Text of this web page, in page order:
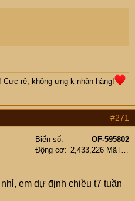
Cực rẻ, không ưng k nhận hàng!
#271
Biển số
OF-595802
Động cơ
em dự định chiều t7 tuần